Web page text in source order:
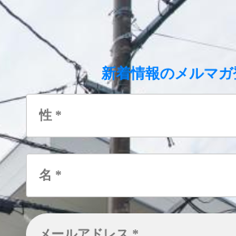
新着情報のメルマ
性
名
メ